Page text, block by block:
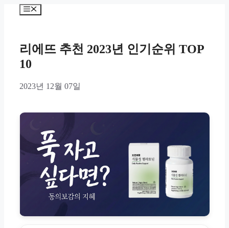
Menu
리에뜨 추천 2023년 인기순위 TOP
10
2023년 12월 07일